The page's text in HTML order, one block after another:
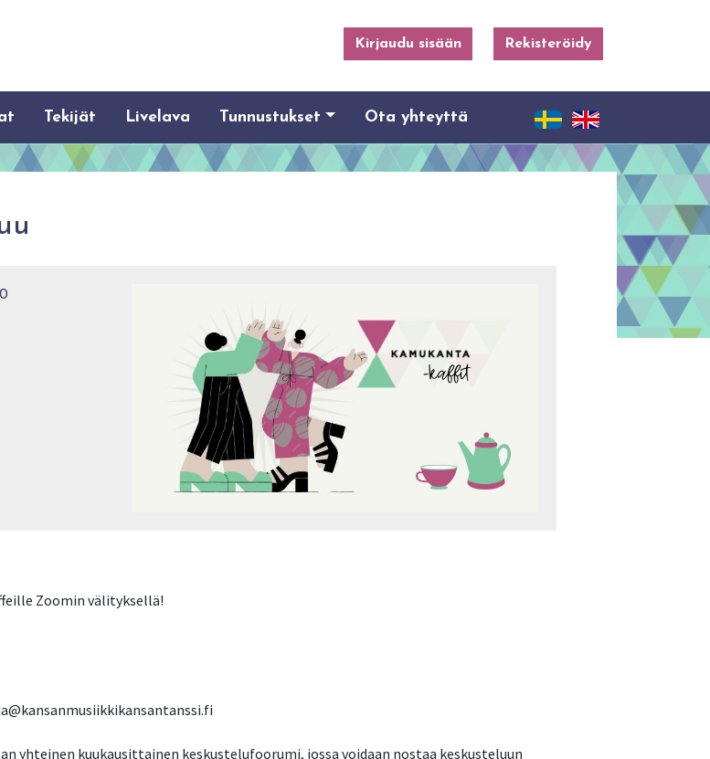
Kirjaudu sisään Rekisteröidy
Tekijät Livelava Tunnustukset Ota yhteyttä
Zoomin välityksellä!
yhteinen kuukausittainen keskustelufoorumi, jossa voidaan nostaa keskusteluun